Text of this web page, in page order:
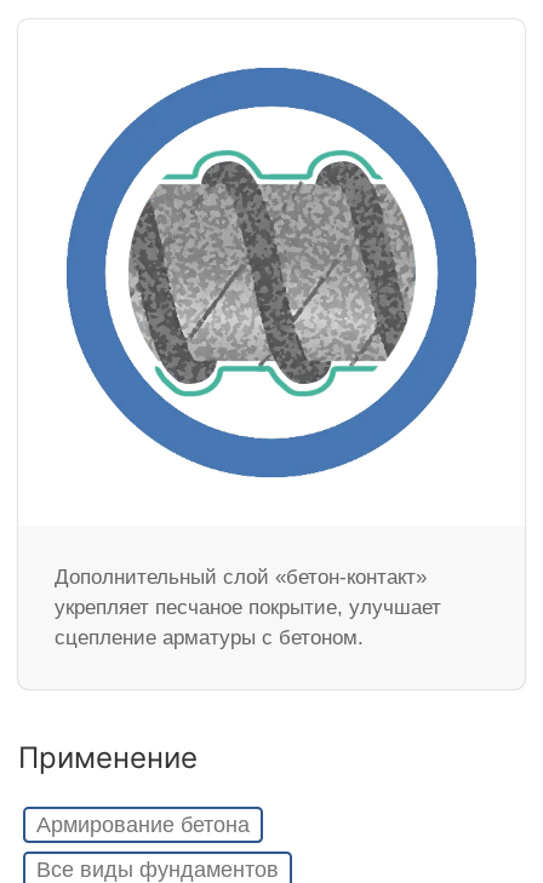
Дополнительный слой «бетон-контакт»
укрепляет песчаное покрытие, улучшает
сцепление арматуры с бетоном.
Применение
Армирование бетона
Все виды фундаментов